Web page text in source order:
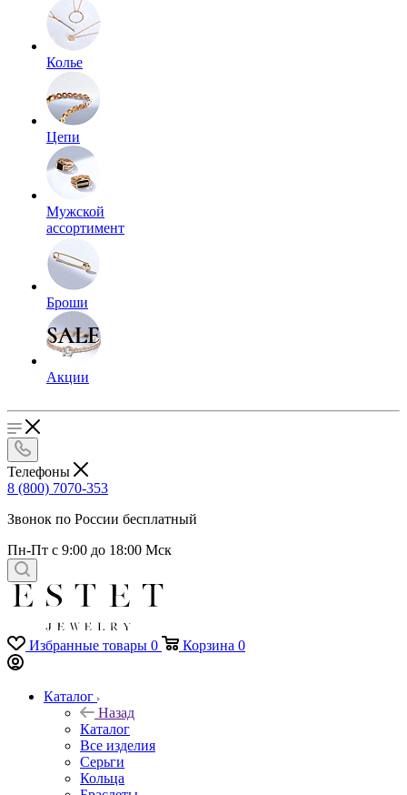
Колье
Цепи
Мужской
ассортимент
Броши
Акции
Телефоны
8 (800) 7070-353
Звонок по России бесплатный
Пн-Пт с 9:00 до 18:00 Мск
Избранные товары 0 Корзина 0
Каталог
Назад
Каталог
Все изделия
Серьги
Кольца